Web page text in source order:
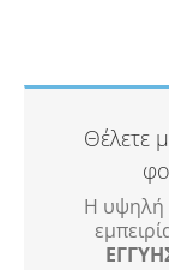
Θέλετε
Η υψηλή